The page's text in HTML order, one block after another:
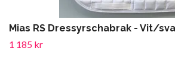
Mias RS Dressyrschabrak - Vit/
1 185 kr